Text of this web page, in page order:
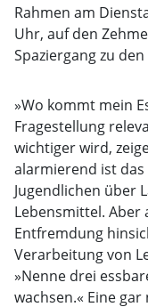
Rahmen am
Uhr, auf den
Spaziergang zu
»Wo kommt mein
Fragestellung
wichtiger wird,
alarmierend ist
Jugendlichen über
Lebensmittel. Aber
Entfremdung
Verarbeitung von
»Nenne drei
wachsen.« Eine